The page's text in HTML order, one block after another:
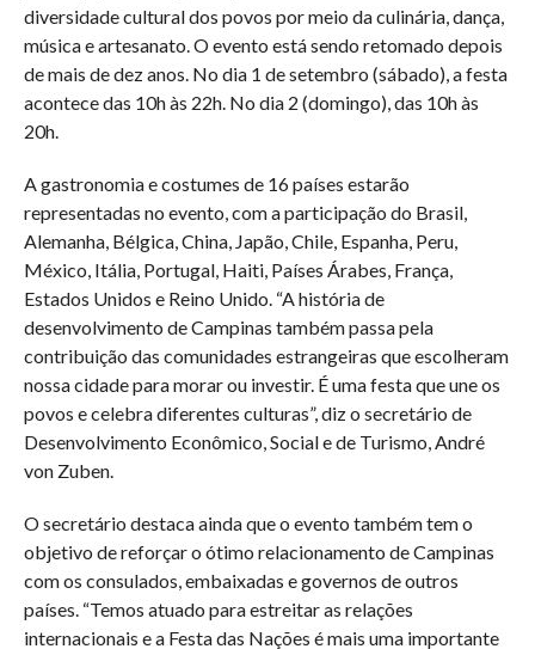
diversidade cultural dos povos por meio da culinária, dança,
música e artesanato. O evento está sendo retomado depois
de mais de dez anos. No dia 1 de setembro (sábado), a festa
acontece das 10h às 22h. No dia 2 (domingo), das 10h às
20h.
A gastronomia e costumes de 16 países estarão
representadas no evento, com a participação do Brasil,
Alemanha, Bélgica, China, Japão, Chile, Espanha, Peru,
México, Itália, Portugal, Haiti, Países Árabes, França,
Estados Unidos e Reino Unido. “A história de
desenvolvimento de Campinas também passa pela
contribuição das comunidades estrangeiras que escolheram
nossa cidade para morar ou investir. É uma festa que une os
povos e celebra diferentes culturas”, diz o secretário de
Desenvolvimento Econômico, Social e de Turismo, André
von Zuben.
O secretário destaca ainda que o evento também tem o
objetivo de reforçar o ótimo relacionamento de Campinas
com os consulados, embaixadas e governos de outros
países. “Temos atuado para estreitar as relações
internacionais e a Festa das Nações é mais uma importante